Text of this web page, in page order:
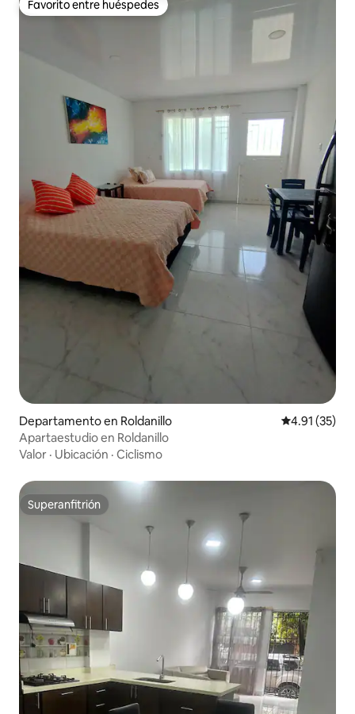
Favorito entre huéspedes
Favorito entre huéspedes
Departamento en Roldanillo Calificación
4.91 (35)
Apartaestudio en Roldanillo
Valor · Ubicación · Ciclismo
Superanfitrión
Superanfitrión